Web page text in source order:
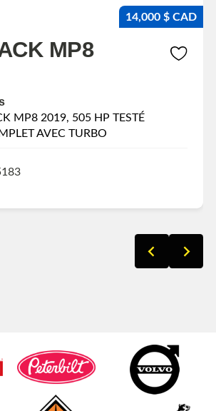
14,000 $ CAD
MP8
MP8 2019, 505 HP TESTÉ
AVEC TURBO